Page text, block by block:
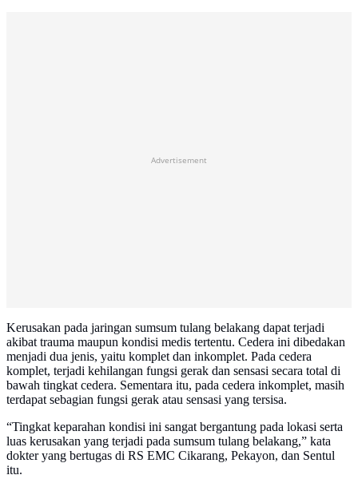
Advertisement
Kerusakan pada jaringan sumsum tulang belakang dapat terjadi
akibat trauma maupun kondisi medis tertentu. Cedera ini dibedakan
menjadi dua jenis, yaitu komplet dan inkomplet. Pada cedera
komplet, terjadi kehilangan fungsi gerak dan sensasi secara total di
bawah tingkat cedera. Sementara itu, pada cedera inkomplet, masih
terdapat sebagian fungsi gerak atau sensasi yang tersisa.
“Tingkat keparahan kondisi ini sangat bergantung pada lokasi serta
luas kerusakan yang terjadi pada sumsum tulang belakang,” kata
dokter yang bertugas di RS EMC Cikarang, Pekayon, dan Sentul
itu.